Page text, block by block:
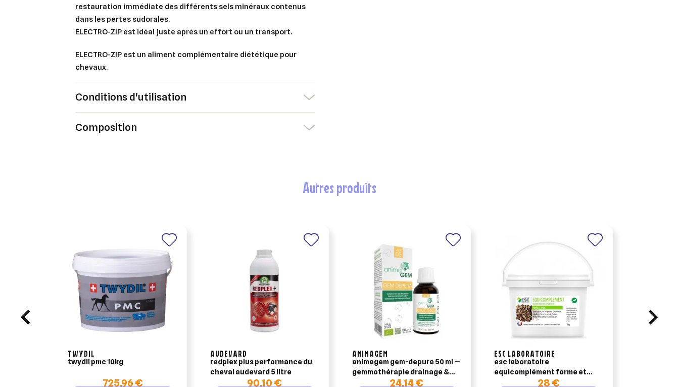
restauration immédiate des différents sels minéraux contenus
dans les pertes sudorales.
ELECTRO-ZIP est idéal juste après un effort ou un transport.
ELECTRO-ZIP est un aliment complémentaire diététique pour
chevaux.
Conditions d'utilisation
Composition
autres produits
TWYDIL
twydil pmc 10kg
725,96 €
AUDEVARD
redplex plus performance du
cheval audevard 5 litre
90,10 €
ANIMAGEM
animagem gem-depura 50 ml —
gemmothérapie drainage &
vitalité poney & cheval
24,14 €
ESC LABORATOIRE
esc laboratoire
equicomplément forme et
tonus cheval 1kg
28 €
Vous devez être connecté pour ajouter des produits à votre liste d'envies.